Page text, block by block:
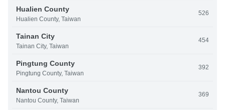
Hualien County
Hualien County, Taiwan
526
Tainan City
Tainan City, Taiwan
454
Pingtung County
Pingtung County, Taiwan
392
Nantou County
Nantou County, Taiwan
369